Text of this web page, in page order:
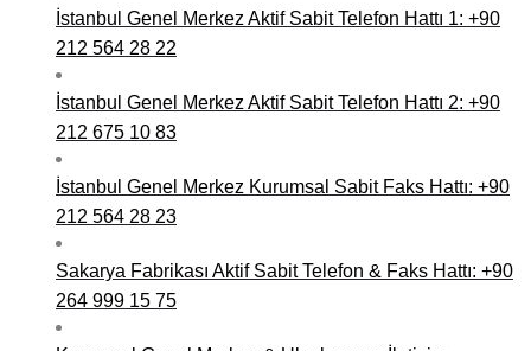
İstanbul Genel Merkez Aktif Sabit Telefon Hattı 1: +90
212 564 28 22
İstanbul Genel Merkez Aktif Sabit Telefon Hattı 2: +90
212 675 10 83
İstanbul Genel Merkez Kurumsal Sabit Faks Hattı: +90
212 564 28 23
Sakarya Fabrikası Aktif Sabit Telefon & Faks Hattı: +90
264 999 15 75